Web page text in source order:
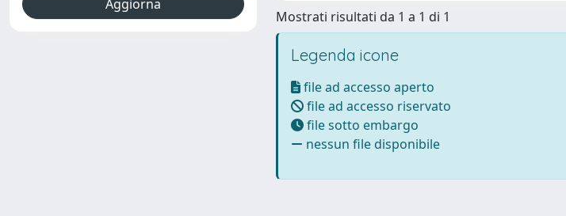
Mostrati risultati da 1 a 1 di 1
Legenda icone
file ad accesso aperto
file ad accesso riservato
file sotto embargo
nessun file disponibile